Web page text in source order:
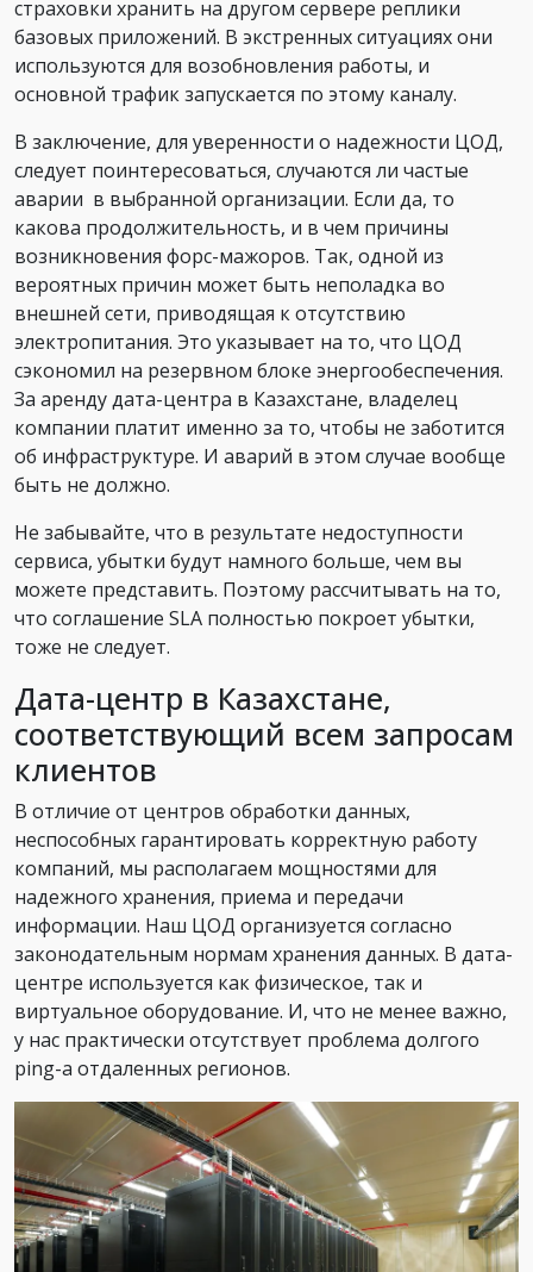
страховки хранить на другом сервере реплики
базовых приложений. В экстренных ситуациях они
используются для возобновления работы, и
основной трафик запускается по этому каналу.
В заключение, для уверенности о надежности ЦОД,
следует поинтересоваться, случаются ли частые
аварии в выбранной организации. Если да, то
какова продолжительность, и в чем причины
возникновения форс-мажоров. Так, одной из
вероятных причин может быть неполадка во
внешней сети, приводящая к отсутствию
электропитания. Это указывает на то, что ЦОД
сэкономил на резервном блоке энергообеспечения.
За аренду дата-центра в Казахстане, владелец
компании платит именно за то, чтобы не заботится
об инфраструктуре. И аварий в этом случае вообще
быть не должно.
Не забывайте, что в результате недоступности
сервиса, убытки будут намного больше, чем вы
можете представить. Поэтому рассчитывать на то,
что соглашение SLA полностью покроет убытки,
тоже не следует.
Дата-центр в Казахстане,
соответствующий всем запросам
клиентов
В отличие от центров обработки данных,
неспособных гарантировать корректную работу
компаний, мы располагаем мощностями для
надежного хранения, приема и передачи
информации. Наш ЦОД организуется согласно
законодательным нормам хранения данных. В дата-
центре используется как физическое, так и
виртуальное оборудование. И, что не менее важно,
у нас практически отсутствует проблема долгого
ping-а отдаленных регионов.